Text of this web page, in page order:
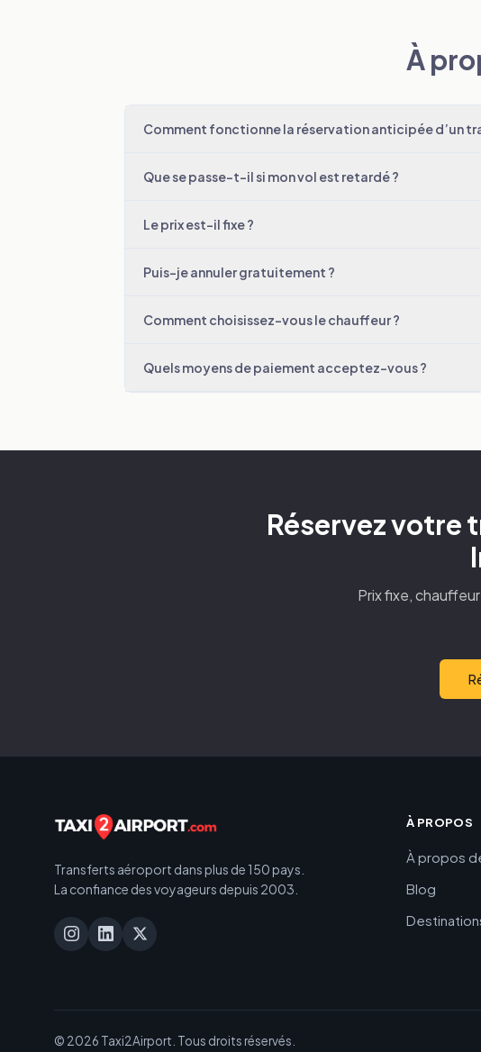
À
Comment fonctionne la réservation anticipée d’un
Que se passe-t-il si mon vol est retardé ?
Le prix est-il fixe ?
Puis-je annuler gratuitement ?
Comment choisissez-vous le chauffeur ?
Quels moyens de paiement acceptez-vous ?
Réservez votre
Prix fixe,
Transferts aéroport dans plus de 150 pays.
La confiance des voyageurs depuis 2003.
À PROPOS
À propos
Blog
© 2026 Taxi2Airport. Tous droits réservés.